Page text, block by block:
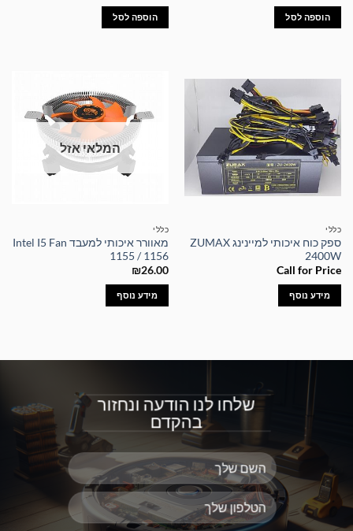
הוספה לסל הוספה לסל
כללי
ספק כוח איכותי למיינינג ZUMAX
2400W
Call for Price
מידע נוסף
המלאי אזל
כללי
מאוורר איכותי למעבד Intel I5 Fan
1155 / 1156
₪26.00
מידע נוסף
שלחו לנו הודעה ונחזור
בהקדם